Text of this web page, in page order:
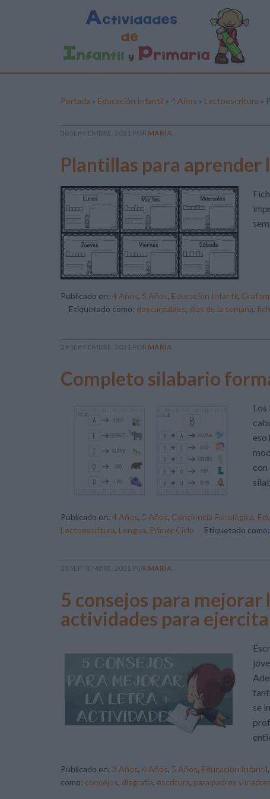
Portada » Educación Infantil » 4 Años » Lectoescritura »
30 SEPTIEMBRE, 2021 POR MARÍA
Plantillas para aprender
Publicado en: 4 Años, 5 Años, Educación Infantil,
Etiquetado como: descargables, días de la semana,
29 SEPTIEMBRE, 2021 POR MARÍA
Completo silabario
Publicado en: 4 Años, 5 Años, Conciencia Fonológica,
Lectoescritura, Lengua, Primer Ciclo Etiquetado como:
28 SEPTIEMBRE, 2021 POR MARÍA
5 consejos para
actividades para
se
Publicado en: 3 Años, 4 Años, 5 Años, Educación Infantil,
como: consejos, disgrafía, escritura, para padres y